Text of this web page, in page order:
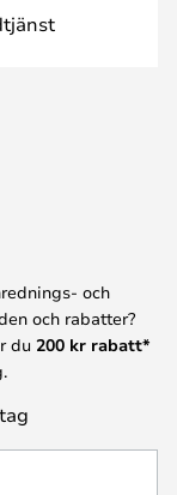
och
och rabatter?
du 200 kr rabatt*